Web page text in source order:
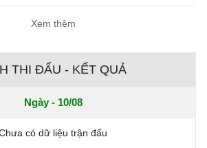
Xem thêm
THI ĐẤU - KẾT QUẢ
Ngày - 10/08
có dữ liệu trận đấu